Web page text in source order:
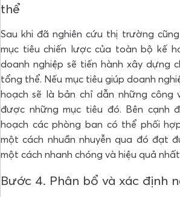
thể
Sau khi đã nghiên cứu thị trường
mục tiêu chiến lược của toàn bộ kế
doanh nghiệp sẽ tiến hành xây dựng
tổng thể. Nếu mục tiêu giúp doanh
hoạch sẽ là bản chỉ dẫn những công
được những mục tiêu đó. Bên cạnh
hoạch các phòng ban có thể phối
một cách nhuần nhuyễn qua đó đạt
một cách nhanh chóng và hiệu quả
Bước 4. Phân bổ và xác định